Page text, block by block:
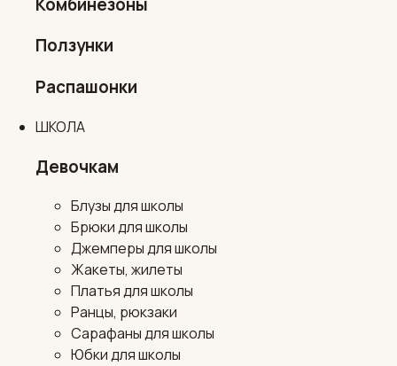
Ползунки
Распашонки
ШКОЛА
Девочкам
Блузы для школы
Брюки для школы
Джемперы для школы
Жакеты, жилеты
Платья для школы
Ранцы, рюкзаки
Сарафаны для школы
Юбки для школы